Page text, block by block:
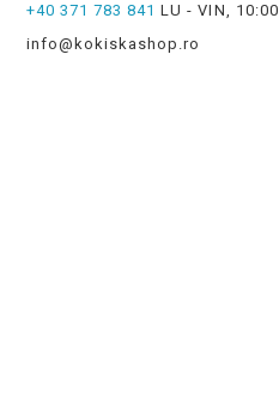
+40 371 783 841 LU - VIN,
info@kokiskashop.ro